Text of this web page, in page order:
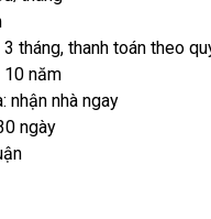
tháng, thanh toán theo
10 năm
nhận nhà ngay
ngày